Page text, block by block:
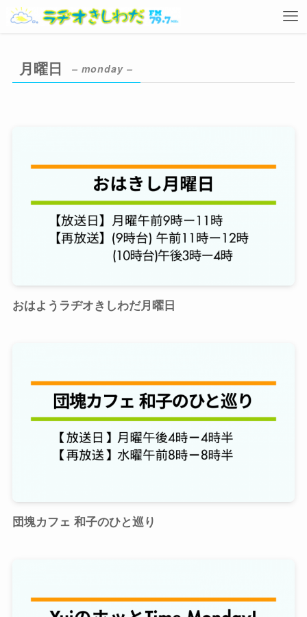
月曜日 – monday –
おはようラヂオきしわだ月曜日
団塊カフェ 和子のひと巡り